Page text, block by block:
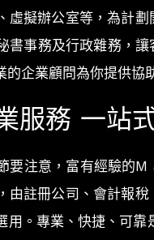
虛擬辦公室等，為計
書事務及行政雜務，
企業顧問為你提供協
服務 一站
要注意，富有經驗的
由註冊公司、會計報
用。專業、快捷、可